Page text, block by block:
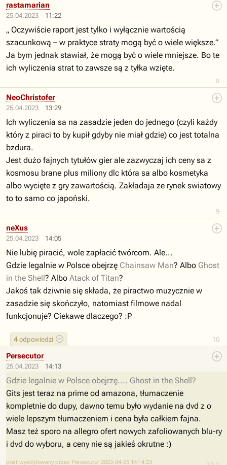
25.04.2023 11:22
8
rastamarian
„ Oczywiście raport jest tylko i wyłącznie wartością
szacunkową – w praktyce straty mogą być o wiele większe.”
Ja bym jednak stawiał, że mogą być o wiele mniejsze. Bo te
ich wyliczenia strat to zawsze są z tyłka wzięte.
25.04.2023 13:29
9
NeoChristofer
Ich wyliczenia sa na zasadzie jeden do jednego (czyli każdy
który z piraci to by kupił gdyby nie miał gdzie) co jest totalna
bzdura.
Jest dużo fajnych tytułów gier ale zazwyczaj ich ceny sa z
kosmosu brane plus miliony dlc która sa albo kosmetyka
albo wycięte z gry zawartością. Zakładaja ze rynek swiatowy
to to samo co japoński.
25.04.2023 14:05
10
4 odpowiedzi
neXus
Nie lubię piracić, wole zapłacić twórcom. Ale...
Gdzie legalnie w Polsce obejrzę Chainsaw Man? Albo Ghost
in the Shell? Albo Atack of Titan?
Jakoś tak dziwnie się składa, że piractwo muzycznie w
zasadzie się skończyło, natomiast filmowe nadal
funkcjonuje? Ciekawe dlaczego? :P
25.04.2023 14:13
Persecutor
Gdzie legalnie w Polsce obejrzę.... Ghost in the Shell?
Gits jest teraz na prime od amazona, tłumaczenie
kompletnie do dupy, dawno temu było wydanie na dvd z o
wiele lepszym tłumaczeniem i cena była całkiem fajna.
Masz też sporo na allegro ofert nowych zafoliowanych blu-ry
i dvd do wyboru, a ceny nie są jakieś okrutne :)
post wyedytowany przez Persecutor 2023-04-25 14:14:23